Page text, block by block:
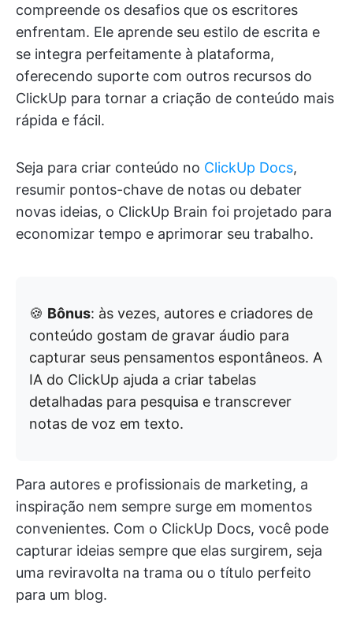
compreende os desafios que os escritores
enfrentam. Ele aprende seu estilo de escrita e
se integra perfeitamente à plataforma,
oferecendo suporte com outros recursos do
ClickUp para tornar a criação de conteúdo mais
rápida e fácil.
Seja para criar conteúdo no ClickUp Docs,
resumir pontos-chave de notas ou debater
novas ideias, o ClickUp Brain foi projetado para
economizar tempo e aprimorar seu trabalho.
🍪 Bônus: às vezes, autores e criadores de
conteúdo gostam de gravar áudio para
capturar seus pensamentos espontâneos. A
IA do ClickUp ajuda a criar tabelas
detalhadas para pesquisa e transcrever
notas de voz em texto.
Para autores e profissionais de marketing, a
inspiração nem sempre surge em momentos
convenientes. Com o ClickUp Docs, você pode
capturar ideias sempre que elas surgirem, seja
uma reviravolta na trama ou o título perfeito
para um blog.